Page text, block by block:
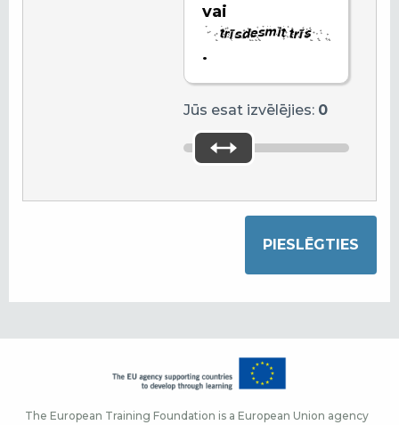
vai
.
Jūs esat izvēlējies: 0
The European Training Foundation is a European Union agency